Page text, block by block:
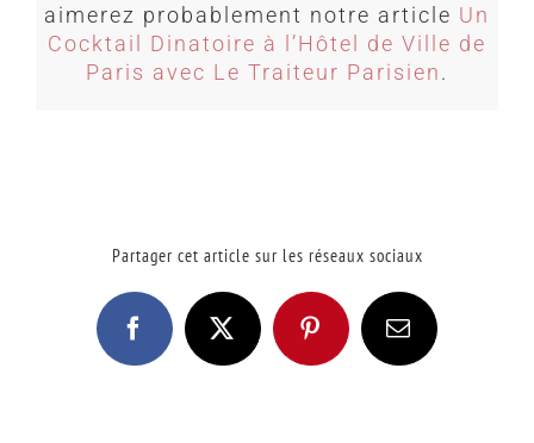
aimerez probablement notre article Un
Cocktail Dinatoire à l’Hôtel de Ville de
Paris avec Le Traiteur Parisien.
Partager cet article sur les réseaux sociaux
Facebook
X PinterestEmail